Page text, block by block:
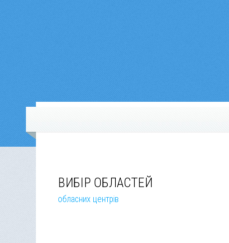
ВИБІР ОБЛАСТЕЙ
обласних центрів